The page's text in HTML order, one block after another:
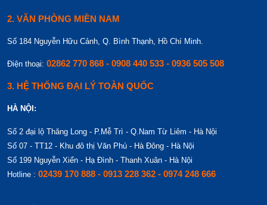
2. VĂN PHÒNG MIỀN NAM
Số 184 Nguyễn Hữu Cảnh, Q. Bình Thạnh, Hồ Chí Minh.
Điện thoại: 02862 770 868 - 0908 440 533 - 0936 505 508
3. HỆ THỐNG ĐẠI LÝ TOÀN QUỐC
HÀ NỘI:
Số 2 đại lộ Thăng Long - P.Mễ Trì - Q.Nam Từ Liêm - Hà Nội
Số 07 - TT12 - Khu đô thị Văn Phú - Hà Đông - Hà Nội
Số 199 Nguyễn Xiển - Hạ Đình - Thanh Xuân - Hà Nội
Hotline : 02439 170 888 - 0913 228 362 - 0974 248 666